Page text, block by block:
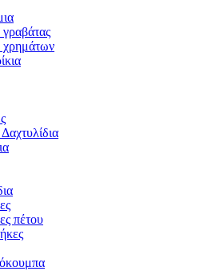
χρημάτων
πέτου